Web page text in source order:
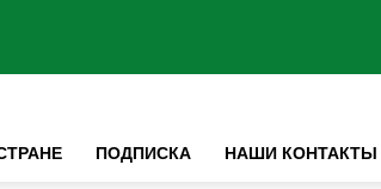
ПОДПИСКА НАШИ КОНТАКТЫ